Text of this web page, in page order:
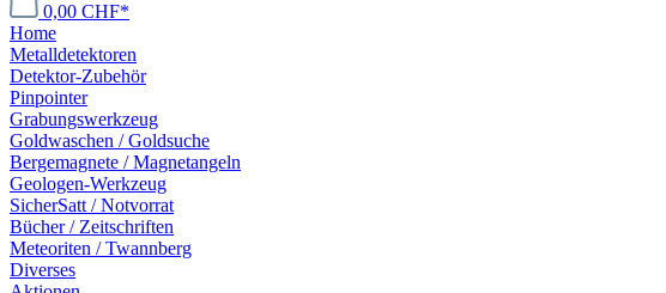
0,00 CHF*
Home
Metalldetektoren
Detektor-Zubehör
Pinpointer
Grabungswerkzeug
Goldwaschen / Goldsuche
Bergemagnete / Magnetangeln
Geologen-Werkzeug
SicherSatt / Notvorrat
Bücher / Zeitschriften
Meteoriten / Twannberg
Diverses